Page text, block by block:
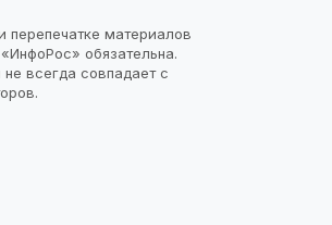
перепечатке материалов
обязательна.
всегда совпадает с